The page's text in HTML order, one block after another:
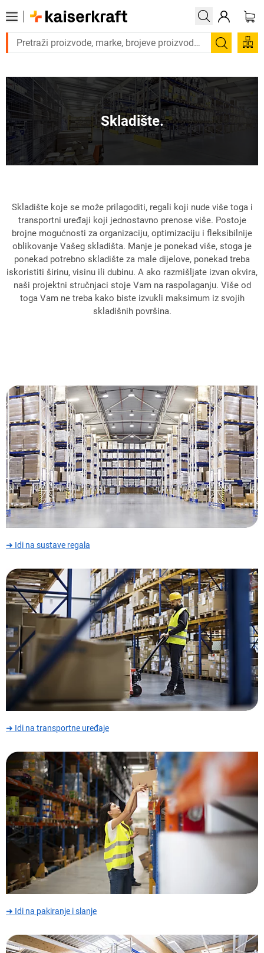
proizvod hitno? Pogledajte našu ponudu proizvoda s brzom
Skladište.
Skladište koje se može prilagoditi, regali koji nude više toga i
transportni uređaji koji jednostavno prenose više. Postoje
brojne mogućnosti za organizaciju, optimizaciju i fleksibilnije
oblikovanje Vašeg skladišta. Manje je ponekad više, stoga je
ponekad potrebno skladište za male dijelove, ponekad treba
iskoristiti širinu, visinu ili dubinu. A ako razmišljate izvan okvira,
naši projektni stručnjaci stoje Vam na raspolaganju. Više od
toga Vam ne treba kako biste izvukli maksimum iz svojih
skladišnih površina.
➜ Idi na sustave regala
➜ Idi na transportne uređaje
➜ Idi na pakiranje i slanje